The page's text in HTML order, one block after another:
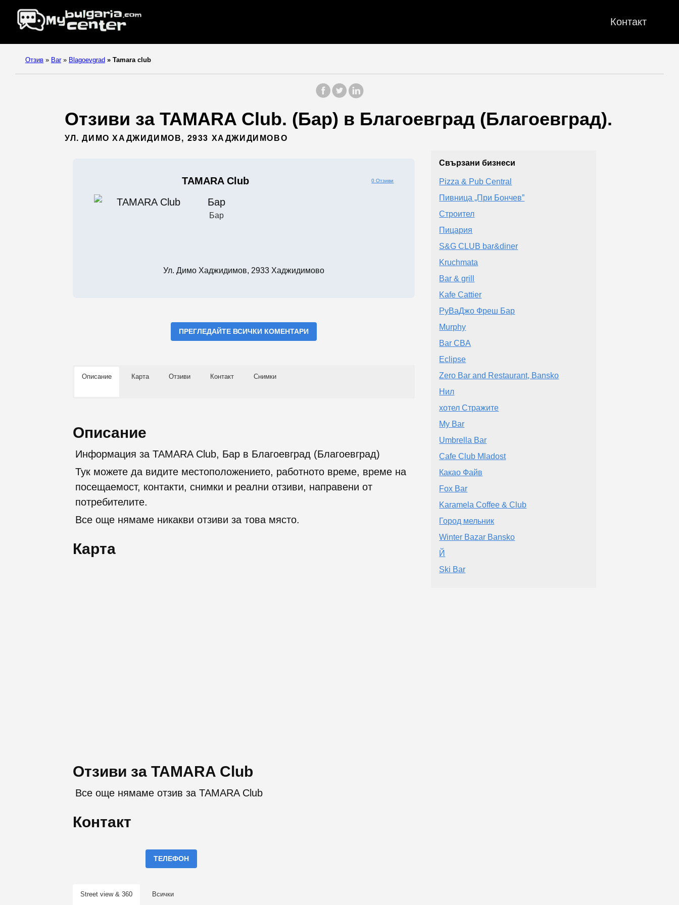
Контакт
Отзив » Bar » Blagoevgrad » Tamara club
Отзиви за TAMARA Club. (Бар) в Благоевград (Благоевград).
УЛ. ДИМО ХАДЖИДИМОВ, 2933 ХАДЖИДИМОВО
TAMARA Club 0 Отзиви
Бар
Бар
Ул. Димо Хаджидимов, 2933 Хаджидимово
ПРЕГЛЕДАЙТЕ ВСИЧКИ КОМЕНТАРИ
Описание Карта Отзиви Контакт Снимки
Описание
Информация за TAMARA Club, Бар в Благоевград (Благоевград)
Тук можете да видите местоположението, работното време, време на
посещаемост, контакти, снимки и реални отзиви, направени от
потребителите.
Все още нямаме никакви отзиви за това място.
Карта
Отзиви за TAMARA Club
Все още нямаме отзив за TAMARA Club
Контакт
ТЕЛЕФОН
Street view & 360 Всички
Свързани бизнеси
Pizza & Pub Central
Пивница „При Бончев”
Строител
Пицария
S&G CLUB bar&diner
Kruchmata
Bar & grill
Kafe Cattier
РуВаДжо Фреш Бар
Murphy
Bar CBA
Eclipse
Zero Bar and Restaurant, Bansko
Нил
хотел Стражите
My Bar
Umbrella Bar
Cafe Club Mladost
Какао Файв
Fox Bar
Karamela Coffee & Club
Город мельник
Winter Bazar Bansko
Й
Ski Bar